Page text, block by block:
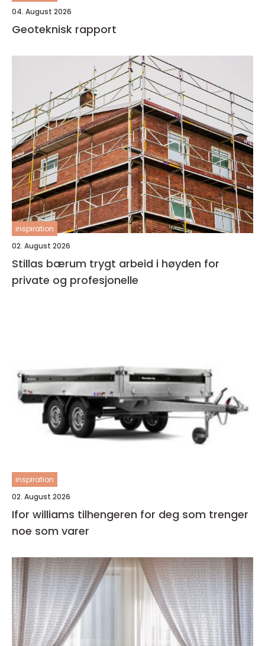
04. August 2026
Geoteknisk rapport
inspiration
02. August 2026
Stillas bærum trygt arbeid i høyden for
private og profesjonelle
inspiration
02. August 2026
Ifor williams tilhengeren for deg som trenger
noe som varer